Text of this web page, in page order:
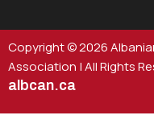
Copyright © 2026
Association | All Rights
albcan.ca